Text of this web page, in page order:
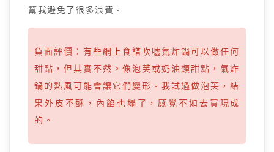
幫我避免了很多浪費。
負面評價：有些網上食譜吹噓氣炸鍋可以做任何
甜點，但其實不然。像泡芙或奶油類甜點，氣炸
鍋的熱風可能會讓它們變形。我試過做泡芙，結
果外皮不酥，內餡也塌了，感覺不如去買現成
的。